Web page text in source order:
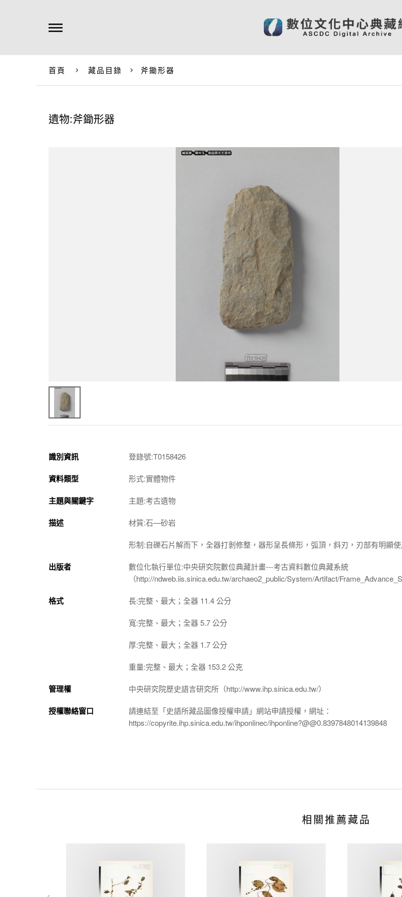
首頁 藏品目錄 斧鋤形器
遺物:斧鋤形器
識別資訊 登錄號:T0158426
資料類型 形式:實體物件
主題與關鍵字 主題:考古遺物
描述 材質:石—砂岩
形制:自礫石片解而下，全器打剝修整，器形呈長條形，弧頂，斜刃，刃部有明顯使
出版者
數位化執行單位:中央研究院數位典藏計畫---考古資料數位典藏系統
（http://ndweb.iis.sinica.edu.tw/archaeo2_public/System/Artifact/
格式 長:完整、最大；全器 11.4 公分
寬:完整、最大；全器 5.7 公分
厚:完整、最大；全器 1.7 公分
重量:完整、最大；全器 153.2 公克
管理權 中央研究院歷史語言研究所（http://www.ihp.sinica.edu.tw/）
授權聯絡窗口
請連結至「史語所藏品圖像授權申請」網站申請授權，網址：
https://copyrite.ihp.sinica.edu.tw/ihponlinec/ihponline?@@0.8397848014139848
相關推薦藏品